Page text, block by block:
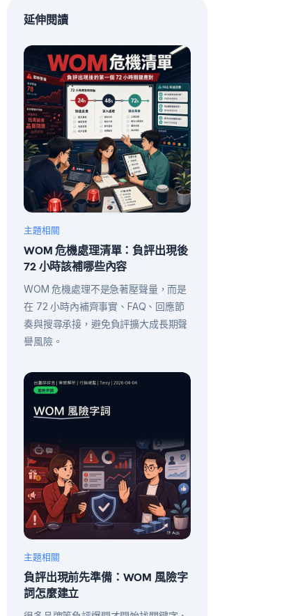
延伸閱讀
主題相關
WOM 危機處理清單：負評出現後
72 小時該補哪些內容
WOM 危機處理不是急著壓聲量，而是
在 72 小時內補齊事實、FAQ、回應節
奏與搜尋承接，避免負評擴大成長期聲
譽風險。
主題相關
負評出現前先準備：WOM 風險字
詞怎麼建立